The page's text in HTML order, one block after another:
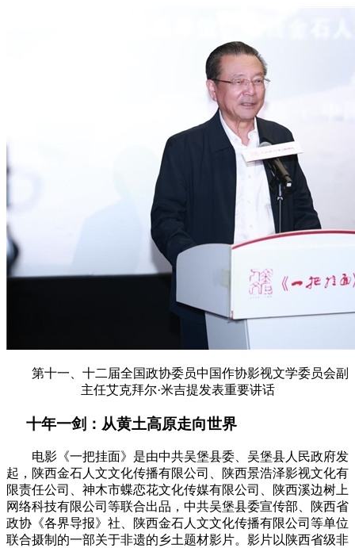
第十一、十二届全国政协委员中国作协影视文学委员会副
主任艾克拜尔·米吉提发表重要讲话
十年一剑：从黄土高原走向世界
电影《一把挂面》是由中共吴堡县委、吴堡县人民政府发
起，陕西金石人文文化传播有限公司、陕西景浩泽影视文化有
限责任公司、神木市蝶恋花文化传媒有限公司、陕西溪边树上
网络科技有限公司等联合出品，中共吴堡县委宣传部、陕西省
政协《各界导报》社、陕西金石人文文化传播有限公司等单位
联合摄制的一部关于非遗的乡土题材影片。影片以陕西省级非